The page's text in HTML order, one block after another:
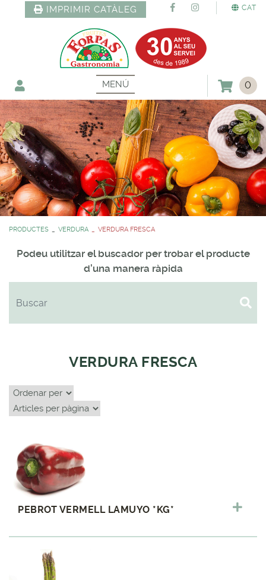
CAT
IMPRIMIR CATÀLEG
MENÚ 0
PRODUCTES VERDURA VERDURA FRESCA
Podeu utilitzar el buscador per trobar el producte
d'una manera ràpida
VERDURA FRESCA
PEBROT VERMELL LAMUYO *KG*